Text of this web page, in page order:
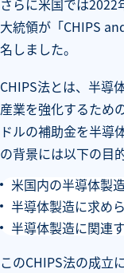
さらに米国では2022
大統領が「CHIPS
名しました。
CHIPS法とは、半導
産業を強化するため
ドルの補助金を半導
の背景には以下の目
米国内の半導体製
半導体製造に求め
半導体製造に関連
このCHIPS法の成立